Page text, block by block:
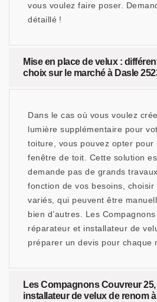
vous voulez faire poser.
détaillé !
Mise en place de velux :
choix sur le marché à Dasle
Dans le cas où vous voulez
lumière supplémentaire pour
toiture, vous pouvez opter pour
fenêtre de toit. Cette solution
demande pas de grands
fonction de vos besoins,
variés, qui peuvent être
bien d’autres. Les
réparateur et installateur de
préparer un devis pour chaque
Les Compagnons Couvreur
installateur de velux de renom